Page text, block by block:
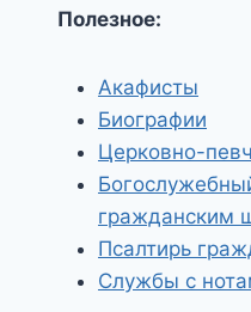
Полезное:
Акафисты
Биографии
Церковно-
гражданским
Псалтирь
Службы с